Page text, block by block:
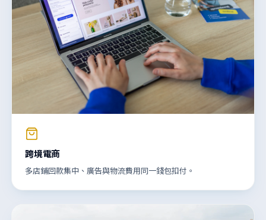
跨境電商
多店鋪回款集中、廣告與物流費用同一錢包扣付。